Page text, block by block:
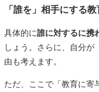
「誰を」相手にする
具体的に誰に対するに携
しょう。さらに、自分が
由も考えます。
ただ、ここで「教育に寄